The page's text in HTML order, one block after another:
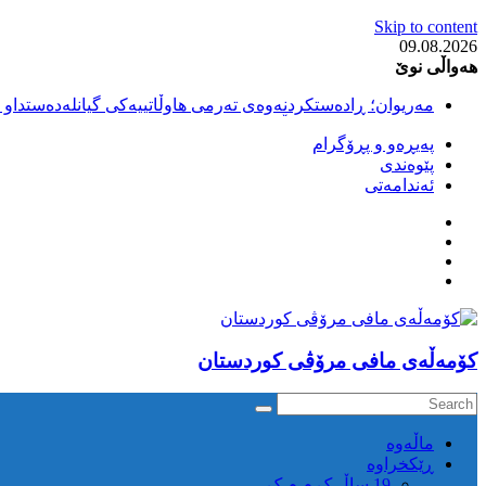
Skip to content
09.08.2026
هەواڵی نوێ
مەریوان؛ ڕادەستکردنەوەی تەرمی هاوڵاتییەکی
سەقز؛ دەسبەسەری دوو گەنج لەلایەن هێزە ئەمنییەکانی
کوژرانی هاوڵاتییەکی خەڵکی سەردەشت لە کاتی کۆڵبەری لە
مەریوان و ڕوانسەر؛ کوژرانی دوو هاوڵاتی لە کاتی
پەیڕەو و پڕۆگرام
پێوەندی
ئەندامەتی
كۆمه‌ڵه‌ی مافی مرۆڤی کوردستان
ماڵه‌وه‌
ڕێکخراوە